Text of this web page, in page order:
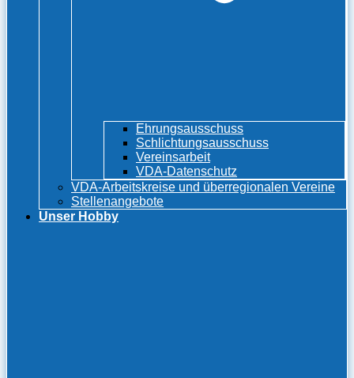
Ehrungsausschuss
Schlichtungsausschuss
Vereinsarbeit
VDA-Datenschutz
VDA-Arbeitskreise und überregionalen Vereine
Stellenangebote
Unser Hobby